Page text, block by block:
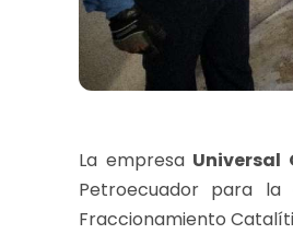
La empresa Universal
Petroecuador para
Fraccionamiento